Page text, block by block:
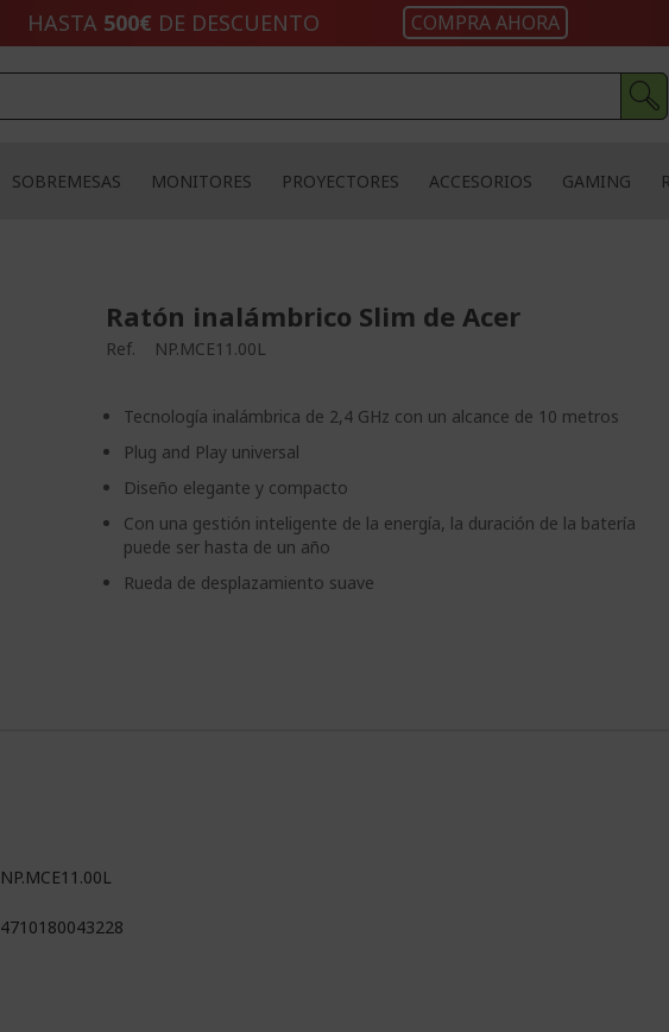
HASTA 500€ DE DESCUENTO COMPRA AHORA
SOBREMESAS MONITORES PROYECTORES ACCESORIOS GAMING
Ratón inalámbrico Slim de Acer
Ref. NP.MCE11.00L
Tecnología inalámbrica de 2,4 GHz con un alcance de 10 metros
Plug and Play universal
Diseño elegante y compacto
Con una gestión inteligente de la energía, la duración de la batería
puede ser hasta de un año
Rueda de desplazamiento suave
NP.MCE11.00L
4710180043228